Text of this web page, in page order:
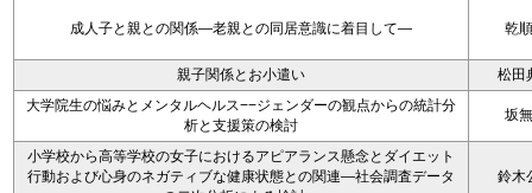
成人子と親との関係―老親との同居意識に着目して― 乾
親子関係とお小遣い
松田
大学院生の悩みとメンタルヘルス−−ジェンダーの観点からの統計分
析と支援策の検討
坂
小学校から高等学校の女子におけるアピアランス懸念とダイエット
行動および心身のネガティブな健康状態との関連―社会調査データ
鈴木